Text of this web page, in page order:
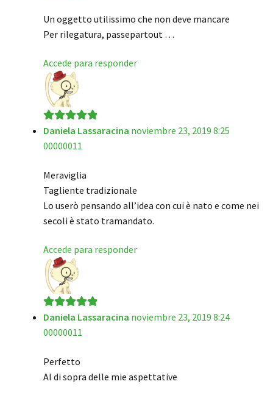
Un oggetto utilissimo che non deve mancare
Per rilegatura, passepartout …
Accede para responder
Valorado en5
de 5
Daniela Lassaracina noviembre 23, 2019 8:25
00000011
Meraviglia
Tagliente tradizionale
Lo userò pensando all’idea con cui è nato e come nei
secoli è stato tramandato.
Accede para responder
Valorado en5
de 5
Daniela Lassaracina noviembre 23, 2019 8:24
00000011
Perfetto
Al di sopra delle mie aspettative